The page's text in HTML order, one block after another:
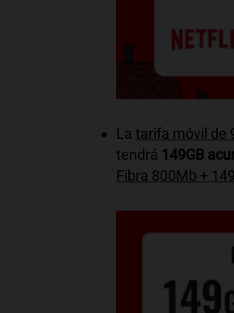
La tarifa móvil de
tendrá 149GB
Fibra 800Mb +